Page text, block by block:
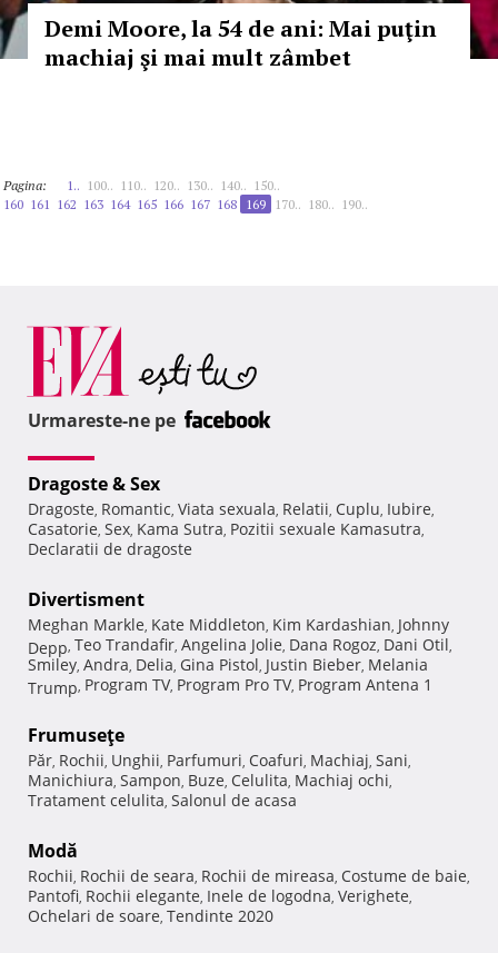
Demi Moore, la 54 de ani: Mai puţin
machiaj şi mai mult zâmbet
Pagina: 1.. 100.. 110.. 120.. 130.. 140.. 150..
160 161 162 163 164 165 166 167 168 169 170.. 180.. 190..
Urmareste-ne pe
Dragoste & Sex
Dragoste, Romantic, Viata sexuala, Relatii, Cuplu, Iubire,
Casatorie, Sex, Kama Sutra, Pozitii sexuale Kamasutra,
Declaratii de dragoste
Divertisment
Meghan Markle, Kate Middleton, Kim Kardashian, Johnny
Depp, Teo Trandafir, Angelina Jolie, Dana Rogoz, Dani Otil,
Smiley, Andra, Delia, Gina Pistol, Justin Bieber, Melania
Trump, Program TV, Program Pro TV, Program Antena 1
Frumuseţe
Păr, Rochii, Unghii, Parfumuri, Coafuri, Machiaj, Sani,
Manichiura, Sampon, Buze, Celulita, Machiaj ochi,
Tratament celulita, Salonul de acasa
Modă
Rochii, Rochii de seara, Rochii de mireasa, Costume de baie,
Pantofi, Rochii elegante, Inele de logodna, Verighete,
Ochelari de soare, Tendinte 2020